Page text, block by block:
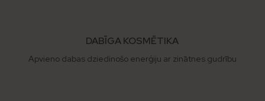
DABĪGA KOSMĒTIKA
Apvieno dabas dziedinošo enerģiju ar zinātnes gudrību